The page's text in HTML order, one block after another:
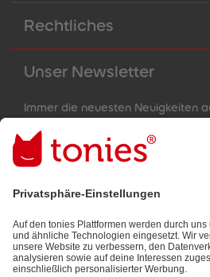
Rechtliches
Unser Newsletter
Immer die neuesten Neuigkeiten
E-Mail-Addresse
Mit dem Absenden abonnierst du
informationen) und den von dir zu
Interaktionsinformationen (z.B.
kannst den Newsletter jederzeit
Datenschutzbestimmungen.